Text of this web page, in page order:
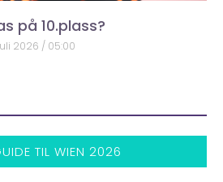
på 10.plass?
2026 05:00
TIL WIEN 2026